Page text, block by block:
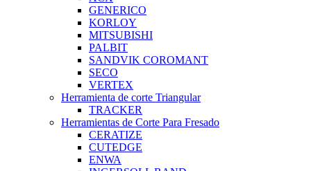
GENERICO
KORLOY
MITSUBISHI
PALBIT
SANDVIK COROMANT
SECO
VERTEX
Herramienta de corte Triangular
TRACKER
Herramientas de Corte Para Fresado
CERATIZE
CUTEDGE
ENWA